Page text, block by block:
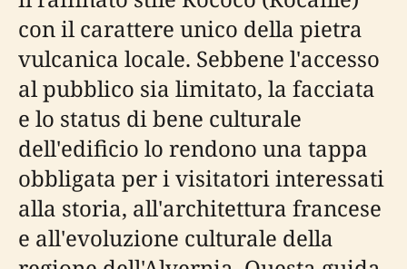
con il carattere unico della pietra
vulcanica locale. Sebbene l'accesso
al pubblico sia limitato, la facciata
e lo status di bene culturale
dell'edificio lo rendono una tappa
obbligata per i visitatori interessati
alla storia, all'architettura francese
e all'evoluzione culturale della